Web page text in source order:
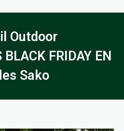
Outdoor
BLACK FRIDAY EN
Sako